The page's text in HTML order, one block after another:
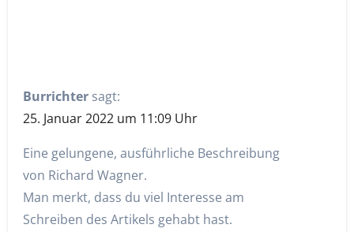
Burrichter sagt:
25. Januar 2022 um 11:09 Uhr
Eine gelungene, ausführliche Beschreibung
von Richard Wagner.
Man merkt, dass du viel Interesse am
Schreiben des Artikels gehabt hast.